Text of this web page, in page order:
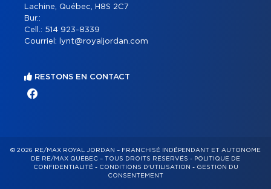
Lachine, Québec, H8S 2C7
Bur.:
Cell.: 514 923-8339
Courriel:
lynt@royaljordan.com
RESTONS EN CONTACT
© 2026 RE/MAX ROYAL JORDAN – FRANCHISÉ INDÉPENDANT ET AUTONOME
DE RE/MAX QUÉBEC – TOUS DROITS RÉSERVÉS - POLITIQUE DE
CONFIDENTIALITÉ- CONDITIONS D'UTILISATION - GESTION DU
CONSENTEMENT